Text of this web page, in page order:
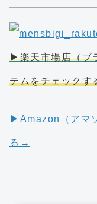
▶楽天市場店（ブ
テムをチェック
▶︎Amazon（アマ
る→